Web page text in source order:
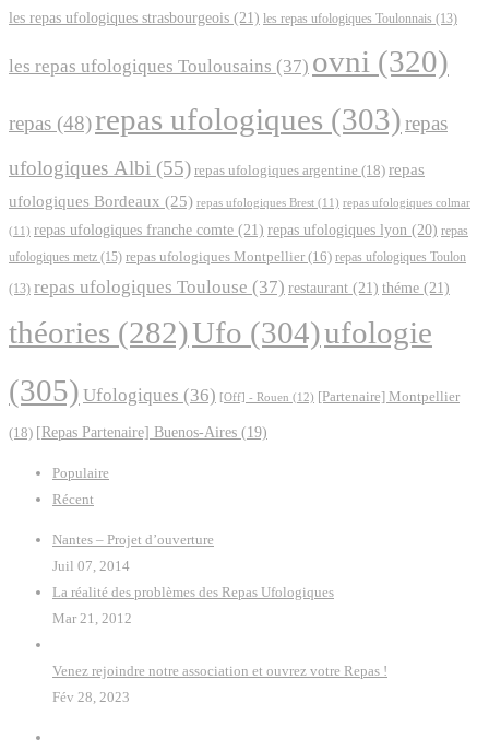
les repas ufologiques strasbourgeois (21) les repas ufologiques Toulonnais (13)
les repas ufologiques Toulousains (37) ovni (320)
repas (48)repas ufologiques (303)repas
ufologiques Albi (55) repas ufologiques argentine (18) repas
ufologiques Bordeaux (25) repas ufologiques Brest (11) repas ufologiques colmar
(11) repas ufologiques franche comte (21) repas ufologiques lyon (20) repas
ufologiques metz (15) repas ufologiques Montpellier (16) repas ufologiques Toulon
(13) repas ufologiques Toulouse (37) restaurant (21) théme (21)
théories (282)Ufo (304)ufologie
(305) Ufologiques (36) [Off] - Rouen (12) [Partenaire] Montpellier
(18) [Repas Partenaire] Buenos-Aires (19)
Populaire
Récent
Nantes – Projet d’ouverture
Juil 07, 2014
La réalité des problèmes des Repas Ufologiques
Mar 21, 2012
Venez rejoindre notre association et ouvrez votre Repas !
Fév 28, 2023